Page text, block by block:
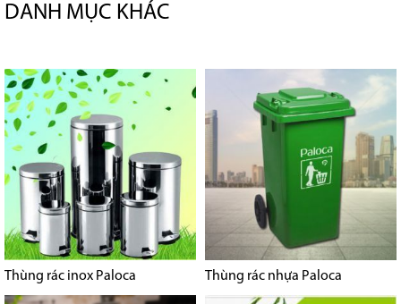
DANH MỤC KHÁC
Thùng rác inox Paloca Thùng rác nhựa Paloca